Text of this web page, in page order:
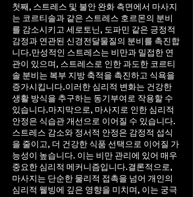
첫째, 스트레스 및 불안 완화 측면에서 마사지
는 코르티솔과 같은 스트레스 호르몬의 분비
를 감소시키고 세로토닌, 도파민 같은 긍정적
감정과 연관된 신경전달물질의 분비를 촉진합
니다.만성적인 스트레스는 비만과 밀접한 연
관이 있으며, 스트레스로 인한 과도한 코르티
솔 분비는 복부 지방 축적을 촉진하고 식욕을
증가시킵니다.이러한 심리적 변화는 건강한
생활 방식을 추구하는 동기부여로 작용할 수
있습니다.마지막으로, 마사지로 인한 심리적
안정은 식습관 개선으로 이어질 수 있습니다.
스트레스 감소와 정서적 안정은 감정적 섭식
을 줄이고, 더 건강한 식품 선택으로 이어질 가
능성이 높습니다. 이는 비만 관리에 있어 매우
중요한 심리적 메커니즘입니다.결론적으로,
마사지는 단순한 물리적 접촉을 넘어 개인의
심리적 웰빙에 깊은 영향을 미치며, 이는 궁극